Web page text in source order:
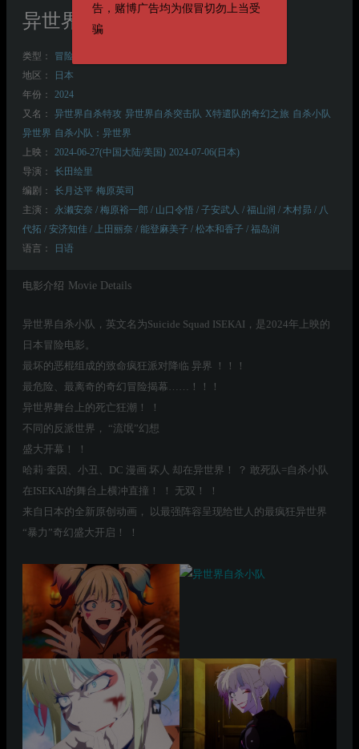
告，赌博广告均为假冒切勿上当受
骗
异世界自杀小队
类型： 冒险
地区：
日本
年份：
2024
又名：
异世界自杀特攻 异世界自杀突击队 X特遣队的奇幻之旅 自杀小队
异世界 自杀小队：异世界
上映：
2024-06-27(中国大陆/美国) 2024-07-06(日本)
导演：
长田绘里
编剧：
长月达平 梅原英司
主演：
永濑安奈 / 梅原裕一郎 / 山口令悟 / 子安武人 / 福山润 / 木村昴 / 八
代拓 / 安济知佳 / 上田丽奈 / 能登麻美子 / 松本和香子 / 福岛润
语言：
日语
电影介绍 Movie Details
异世界自杀小队，英文名为Suicide Squad ISEKAI，是2024年上映的
日本冒险电影。
最坏的恶棍组成的致命疯狂派对降临 异界 ！！！
最危险、最离奇的奇幻冒险揭幕……！！！
异世界舞台上的死亡狂潮！ ！
不同的反派世界， “流氓”幻想
盛大开幕！ ！
哈莉·奎因、小丑、DC 漫画 坏人 却在异世界！ ？ 敢死队=自杀小队
在ISEKAI的舞台上横冲直撞！ ！ 无双！ ！
来自日本的全新原创动画， 以最强阵容呈现给世人的最疯狂异世界
“暴力”奇幻盛大开启！ ！